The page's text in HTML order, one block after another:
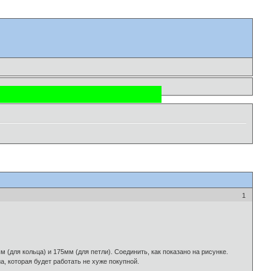
1
кольца) и 175мм (для петли). Соединить, как показано на рисунке.
будет работать не хуже покупной.